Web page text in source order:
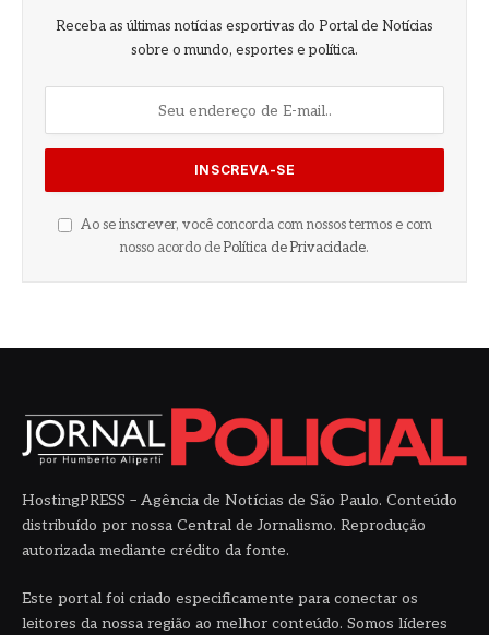
Receba as últimas notícias esportivas do Portal de Notícias
sobre o mundo, esportes e política.
Ao se inscrever, você concorda com nossos termos e com
nosso acordo de Política de Privacidade.
HostingPRESS – Agência de Notícias de São Paulo. Conteúdo
distribuído por nossa Central de Jornalismo. Reprodução
autorizada mediante crédito da fonte.
Este portal foi criado especificamente para conectar os
leitores da nossa região ao melhor conteúdo. Somos líderes